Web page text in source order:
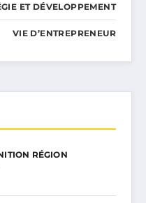
ET DÉVELOPPEMENT
VIE D’ENTREPRENEUR
RÉGION